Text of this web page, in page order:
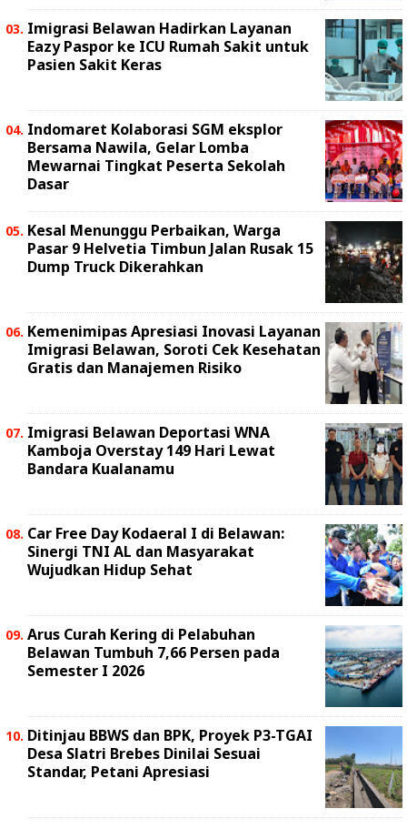
Imigrasi Belawan Hadirkan Layanan
Eazy Paspor ke ICU Rumah Sakit untuk
Pasien Sakit Keras
Indomaret Kolaborasi SGM eksplor
Bersama Nawila, Gelar Lomba
Mewarnai Tingkat Peserta Sekolah
Dasar
Kesal Menunggu Perbaikan, Warga
Pasar 9 Helvetia Timbun Jalan Rusak 15
Dump Truck Dikerahkan
Kemenimipas Apresiasi Inovasi Layanan
Imigrasi Belawan, Soroti Cek Kesehatan
Gratis dan Manajemen Risiko
Imigrasi Belawan Deportasi WNA
Kamboja Overstay 149 Hari Lewat
Bandara Kualanamu
Car Free Day Kodaeral I di Belawan:
Sinergi TNI AL dan Masyarakat
Wujudkan Hidup Sehat
Arus Curah Kering di Pelabuhan
Belawan Tumbuh 7,66 Persen pada
Semester I 2026
Ditinjau BBWS dan BPK, Proyek P3-TGAI
Desa Slatri Brebes Dinilai Sesuai
Standar, Petani Apresiasi